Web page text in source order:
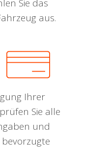
Sie das
aus.
Ihrer
Sie alle
und